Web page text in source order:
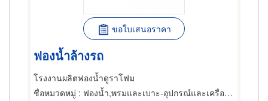
ขอใบเสนอราคา
ฟองน้ำล้างรถ
โรงงานผลิตฟองน้ำดูราโฟม
ชื่อหมวดหมู่ : ฟองน้ำ,พรมและเบาะ-อุปกรณ์และเครื่องใช้ทำความสะอาด,ฟองน้ำ-วัตถุดิบสำหรับผลิต